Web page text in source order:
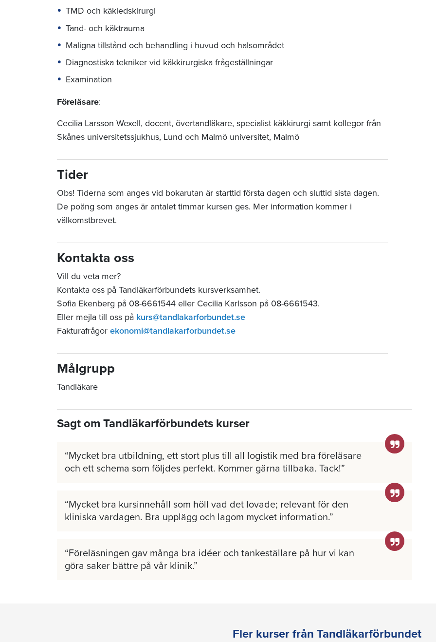
TMD och käkledskirurgi
Tand- och käktrauma
Maligna tillstånd och behandling i huvud och halsområdet
Diagnostiska tekniker vid käkkirurgiska frågeställningar
Examination
Föreläsare:
Cecilia Larsson Wexell, docent, övertandläkare, specialist käkkirurgi samt kollegor från
Skånes universitetssjukhus, Lund och Malmö universitet, Malmö
Tider
Obs! Tiderna som anges vid bokarutan är starttid första dagen och sluttid sista dagen.
De poäng som anges är antalet timmar kursen ges. Mer information kommer i
välkomstbrevet.
Kontakta oss
Vill du veta mer?
Kontakta oss på Tandläkarförbundets kursverksamhet.
Sofia Ekenberg på 08-6661544 eller Cecilia Karlsson på 08-6661543.
Eller mejla till oss på kurs@tandlakarforbundet.se
Fakturafrågor ekonomi@tandlakarforbundet.se
Målgrupp
Tandläkare
Sagt om Tandläkarförbundets kurser
Mycket bra utbildning, ett stort plus till all logistik med bra föreläsare
och ett schema som följdes perfekt. Kommer gärna tillbaka. Tack!
Mycket bra kursinnehåll som höll vad det lovade; relevant för den
kliniska vardagen. Bra upplägg och lagom mycket information.
Föreläsningen gav många bra idéer och tankeställare på hur vi kan
göra saker bättre på vår klinik.
Fler kurser från Tandläkarförbundet